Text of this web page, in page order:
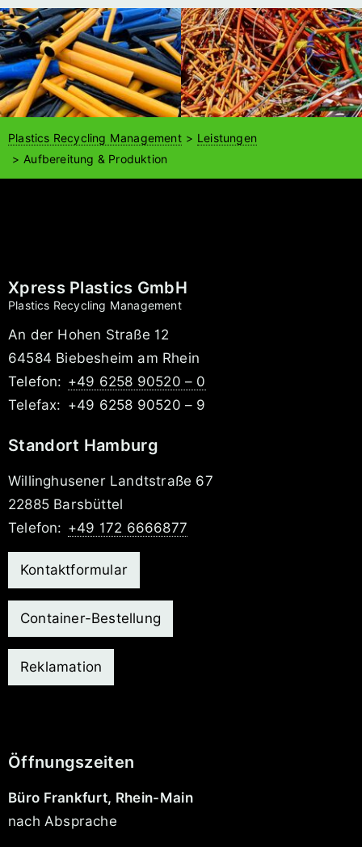
Plastics Recycling Management
Leistungen
Aufbereitung & Produktion
Xpress Plastics GmbH
Plastics Recycling Management
An der Hohen Straße 12
64584 Biebesheim am Rhein
Telefon: +49 6258 90520 – 0
Telefax: +49 6258 90520 – 9
Standort Hamburg
Willinghusener Landtstraße 67
22885 Barsbüttel
Telefon: +49 172 6666877
Kontaktformular
Container-Bestellung
Reklamation
Öffnungszeiten
Büro Frankfurt, Rhein-Main
nach Absprache